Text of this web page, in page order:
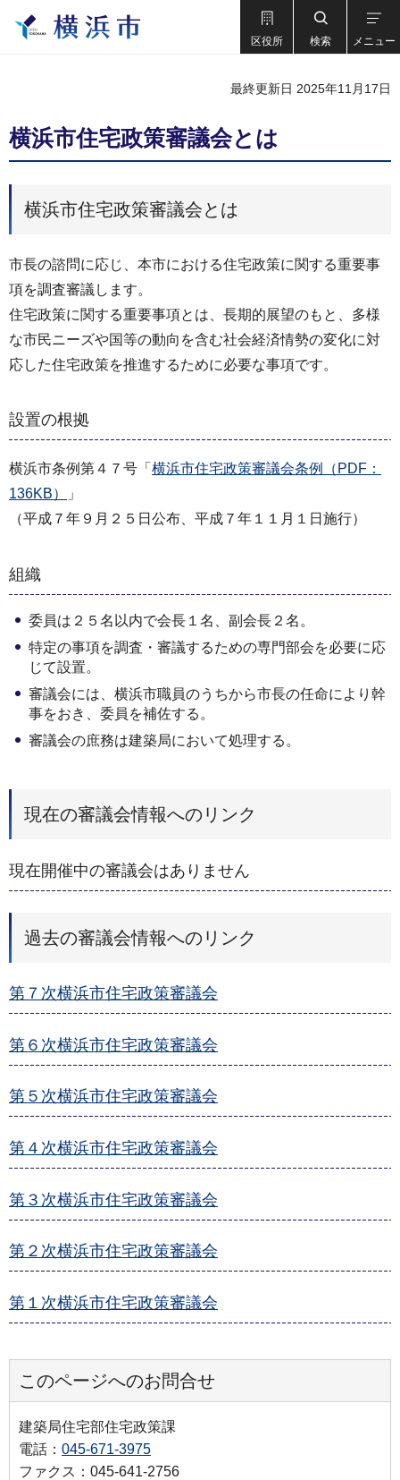
区役所 検索 メニュー
最終更新日 2025年11月17日
横浜市住宅政策審議会とは
横浜市住宅政策審議会とは
市長の諮問に応じ、本市における住宅政策に関する重要事
項を調査審議します。
住宅政策に関する重要事項とは、長期的展望のもと、多様
な市民ニーズや国等の動向を含む社会経済情勢の変化に対
応した住宅政策を推進するために必要な事項です。
設置の根拠
横浜市条例第４７号「 横浜市住宅政策審議会条例（PDF：
136KB）
」
（平成７年９月２５日公布、平成７年１１月１日施行）
組織
委員は２５名以内で会長１名、副会長２名。
特定の事項を調査・審議するための専門部会を必要に応
じて設置。
審議会には、横浜市職員のうちから市長の任命により幹
事をおき、委員を補佐する。
審議会の庶務は建築局において処理する。
現在の審議会情報へのリンク
現在開催中の審議会はありません
過去の審議会情報へのリンク
第７次横浜市住宅政策審議会
第６次横浜市住宅政策審議会
第５次横浜市住宅政策審議会
第４次横浜市住宅政策審議会
第３次横浜市住宅政策審議会
第２次横浜市住宅政策審議会
第１次横浜市住宅政策審議会
このページへのお問合せ
建築局住宅部住宅政策課
電話： 045-671-3975
ファクス：045-641-2756